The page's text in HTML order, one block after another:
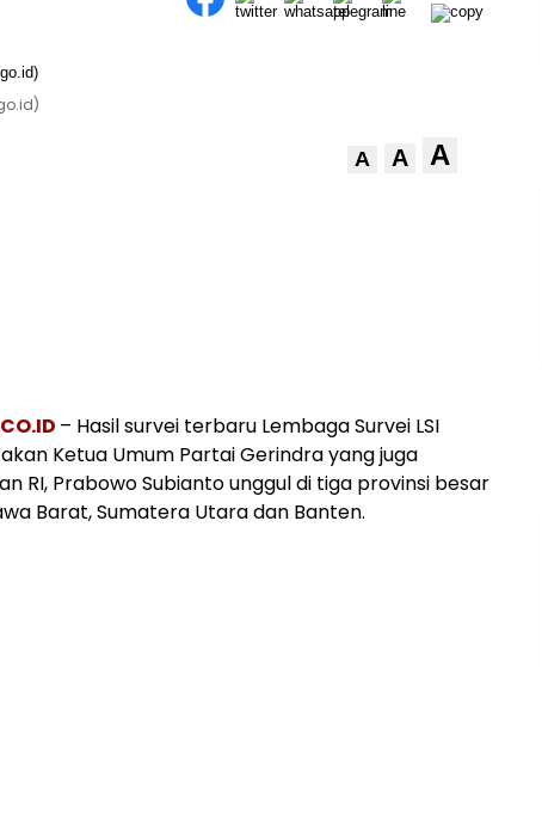
A A A
– Hasil survei terbaru Lembaga Survei LSI
Ketua Umum Partai Gerindra yang juga
RI, Prabowo Subianto unggul di tiga provinsi besar
Barat, Sumatera Utara dan Banten.